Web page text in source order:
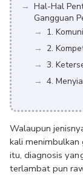
Hal-Hal
Gangguan
1.
2.
3.
4.
Walaupun
kali menimbulkan
itu, diagnosis
terlambat pun